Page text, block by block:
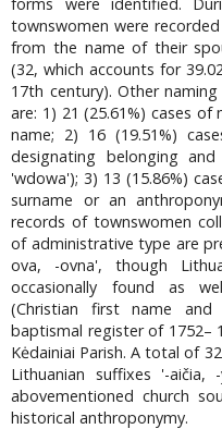
townswomen were
from the name of their
(32, which accounts for
17th century). Other
are: 1) 21 (25.61%) cases
name; 2) 16 (19.51%)
designating belonging
'wdowa'); 3) 13 (15.86%)
surname or an
records of townswomen
of administrative type are
ova, -ovna', though
occasionally found as
(Christian first name
baptismal register of 1752–
Kėdainiai Parish. A total of
Lithuanian suffixes '-
abovementioned church
historical anthroponymy.